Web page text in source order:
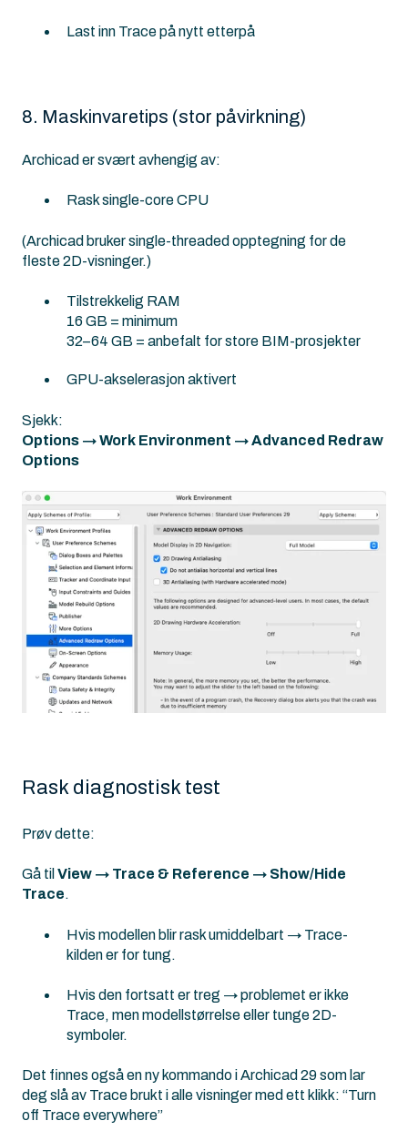
Last inn Trace på nytt etterpå
8. Maskinvaretips (stor påvirkning)
Archicad er svært avhengig av:
Rask single-core CPU
(Archicad bruker single‑threaded opptegning for de
fleste 2D-visninger.)
Tilstrekkelig RAM
16 GB = minimum
32–64 GB = anbefalt for store BIM-prosjekter
GPU-akselerasjon aktivert
Sjekk:
Options → Work Environment → Advanced Redraw
Options
Rask diagnostisk test
Prøv dette:
Gå til View → Trace & Reference → Show/Hide
Trace.
Hvis modellen blir rask umiddelbart → Trace-
kilden er for tung.
Hvis den fortsatt er treg → problemet er ikke
Trace, men modellstørrelse eller tunge 2D-
symboler.
Det finnes også en ny kommando i Archicad 29 som lar
deg slå av Trace brukt i alle visninger med ett klikk: “Turn
off Trace everywhere”